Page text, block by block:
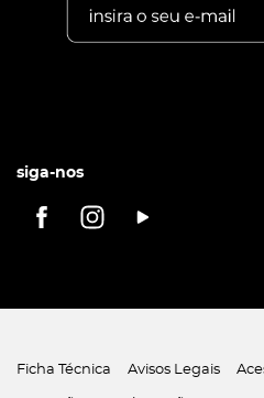
siga-nos
Ficha Técnica Avisos Legais